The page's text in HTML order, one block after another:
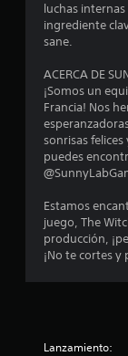
luchas
ingrediente
sane.
ACERCA DE
¡Somos un
Francia! Nos
sonrisas
puedes
Estamos
juego, The
producción,
¡No te cortes
Lanzamiento: